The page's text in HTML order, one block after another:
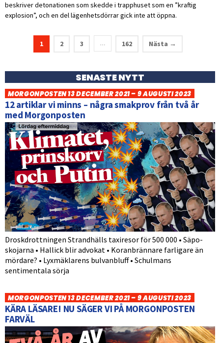
beskriver detonationen som skedde i trapphuset som en ”kraftig
explosion”, och en del lägenhetsdörrar gick inte att öppna.
1 2 3 … 162 Nästa →
SENASTE NYTT
MORGONPOSTEN 13 DECEMBER 2021 – 9 AUGUSTI 2023
12 artiklar vi minns – några smakprov från två år
med Morgonposten
Droskdrottningen Strandhälls taxiresor för 500 000 • Säpo-
skojarna • Hallick blir advokat • Koranbrännare farligare än
mördare? • Lyxmäklarens bulvanbluff • Schulmans
sentimentala sörja
MORGONPOSTEN 13 DECEMBER 2021 – 9 AUGUSTI 2023
KÄRA LÄSARE! NU SÄGER VI PÅ MORGONPOSTEN
FARVÄL